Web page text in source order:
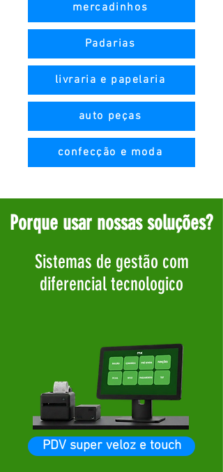
mercadinhos
Padarias
livraria e papelaria
auto peças
confecção e moda
Porque usar nossas soluções?
Sistemas de gestão com
diferencial tecnologico
PDV super veloz e touch